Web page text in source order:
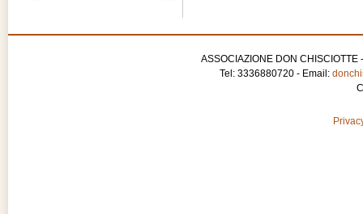
ASSOCIAZIONE DON
Tel: 3336880720 - Email: